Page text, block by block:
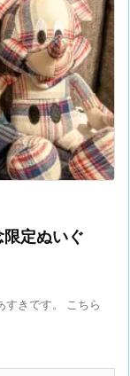
定ぬいぐ
すきです。 こちら